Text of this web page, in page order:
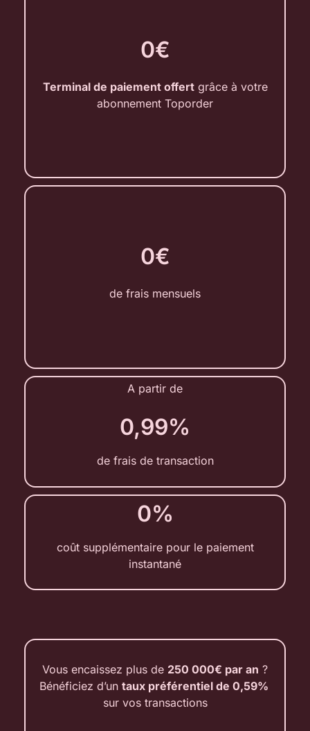
0€
Terminal de paiement offertgrâce à votre
abonnement Toporder
0€
de frais mensuels
A partir de
0,99%
de frais de transaction
0%
coût supplémentaire pour le paiement
instantané
Vous encaissez plus de 250 000€ par an ?
Bénéficiez d’un taux préférentiel de 0,59%
sur vos transactions